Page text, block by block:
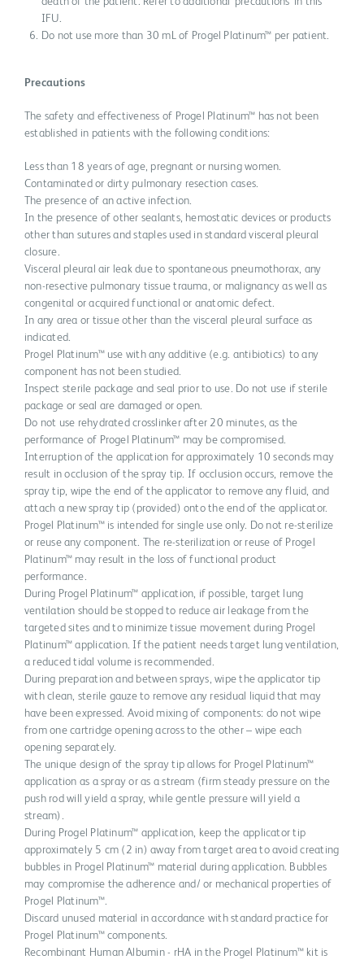
IFU.
Do not use more than 30 mL of Progel Platinum™ per patient.
Precautions
The safety and effectiveness of Progel Platinum™ has not been
established in patients with the following conditions:
Less than 18 years of age, pregnant or nursing women.
Contaminated or dirty pulmonary resection cases.
The presence of an active infection.
In the presence of other sealants, hemostatic devices or products
other than sutures and staples used in standard visceral pleural
closure.
Visceral pleural air leak due to spontaneous pneumothorax, any
non-resective pulmonary tissue trauma, or malignancy as well as
congenital or acquired functional or anatomic defect.
In any area or tissue other than the visceral pleural surface as
indicated.
Progel Platinum™ use with any additive (e.g. antibiotics) to any
component has not been studied.
Inspect sterile package and seal prior to use. Do not use if sterile
package or seal are damaged or open.
Do not use rehydrated crosslinker after 20 minutes, as the
performance of Progel Platinum™ may be compromised.
Interruption of the application for approximately 10 seconds may
result in occlusion of the spray tip. If occlusion occurs, remove the
spray tip, wipe the end of the applicator to remove any fluid, and
attach a new spray tip (provided) onto the end of the applicator.
Progel Platinum™ is intended for single use only. Do not re-sterilize
or reuse any component. The re-sterilization or reuse of Progel
Platinum™ may result in the loss of functional product
performance.
During Progel Platinum™ application, if possible, target lung
ventilation should be stopped to reduce air leakage from the
targeted sites and to minimize tissue movement during Progel
Platinum™ application. If the patient needs target lung ventilation,
a reduced tidal volume is recommended.
During preparation and between sprays, wipe the applicator tip
with clean, sterile gauze to remove any residual liquid that may
have been expressed. Avoid mixing of components: do not wipe
from one cartridge opening across to the other – wipe each
opening separately.
The unique design of the spray tip allows for Progel Platinum™
application as a spray or as a stream (firm steady pressure on the
push rod will yield a spray, while gentle pressure will yield a
stream).
During Progel Platinum™ application, keep the applicator tip
approximately 5 cm (2 in) away from target area to avoid creating
bubbles in Progel Platinum™ material during application. Bubbles
may compromise the adherence and/ or mechanical properties of
Progel Platinum™.
Discard unused material in accordance with standard practice for
Progel Platinum™ components.
Recombinant Human Albumin - rHA in the Progel Platinum™ kit is